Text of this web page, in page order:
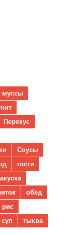
муссы
Перекус
Соусы
гости
обед
рис
тыква